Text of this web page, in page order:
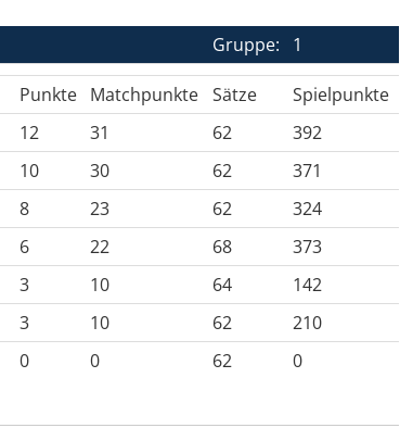
Gruppe: 1
Punkte Matchpunkte Sätze
Spielpunkte
12 31 62
392
10 30 62
371
8 23 62
324
6 22 68
373
3 10 64
142
3 10 62
210
0 0 62
0